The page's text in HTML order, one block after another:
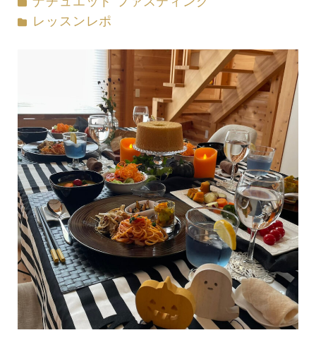
カテゴリー
レッスンレポ